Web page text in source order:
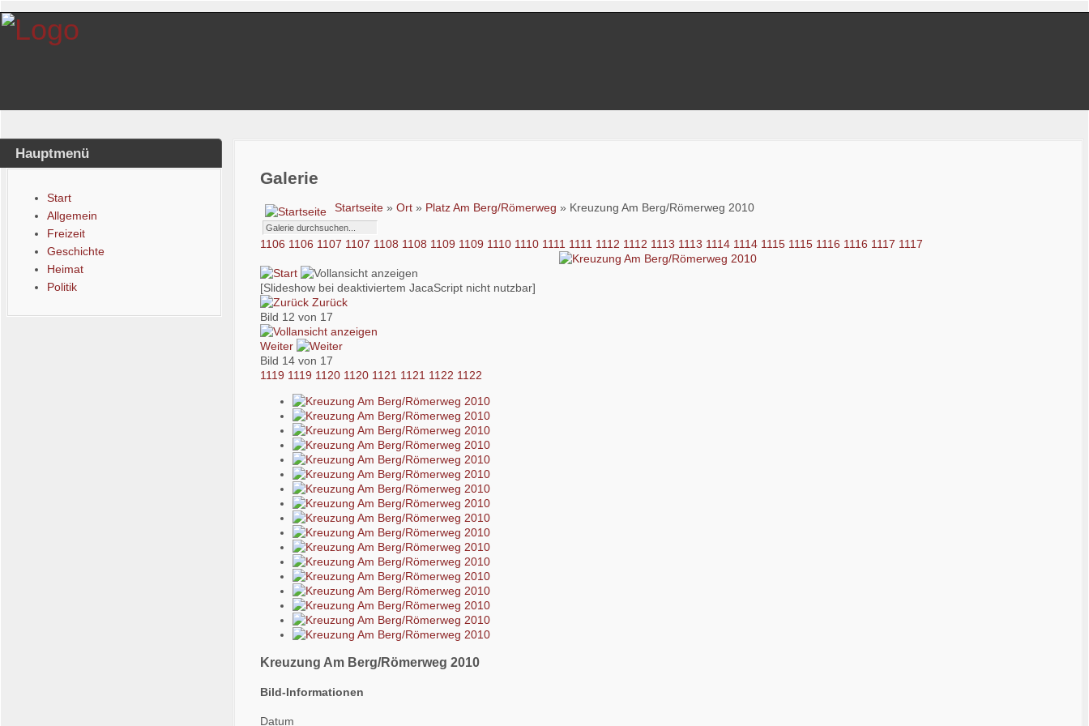
Hauptmenü
Start
Allgemein
Freizeit
Geschichte
Heimat
Politik
Galerie
Startseite »Ort » Platz Am Berg/Römerweg » Kreuzung Am Berg/Römerweg 2010
1106 1106 1107 1107 1108 1108 1109 1109 1110 1110 1111 1111 1112 1112 1113 1113 1114 1114 1115 1115 1116 1116 1117 1117
[Slideshow bei deaktiviertem JacaScript nicht nutzbar]
Zurück
Bild 12 von 17
Weiter
Bild 14 von 17
1119 1119 1120 1120 1121 1121 1122 1122
Kreuzung Am Berg/Römerweg 2010
Bild-Informationen
Datum